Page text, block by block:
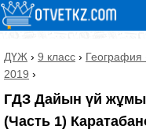
ДҮЖ › 9 класс › География
2019 ›
ГДЗ Дайын үй
(Часть 1)